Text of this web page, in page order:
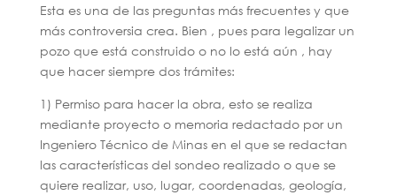
Esta es una de las preguntas más frecuentes y que
más controversia crea. Bien , pues para legalizar un
pozo que está construido o no lo está aún , hay
que hacer siempre dos trámites:
1) Permiso para hacer la obra, esto se realiza
mediante proyecto o memoria redactado por un
Ingeniero Técnico de Minas en el que se redactan
las características del sondeo realizado o que se
quiere realizar, uso, lugar, coordenadas, geología,